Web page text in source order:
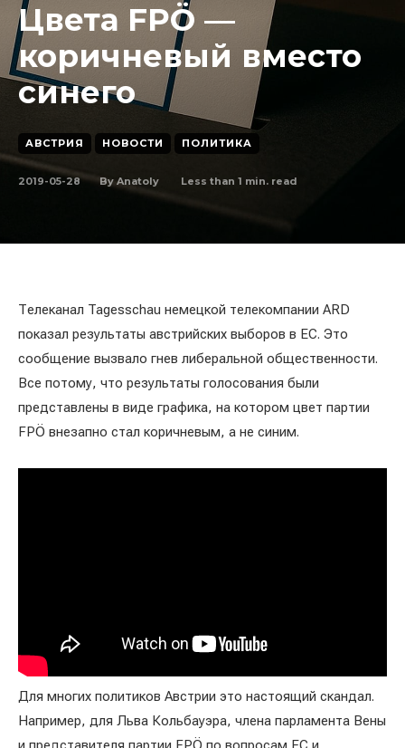
Цвета FPÖ —
коричневый вместо
синего
АВСТРИЯ НОВОСТИ ПОЛИТИКА
2019-05-28 By Anatoly Less than 1 min. read
Телеканал Tagesschau немецкой телекомпании ARD
показал результаты австрийских выборов в ЕС. Это
сообщение вызвало гнев либеральной общественности.
Все потому, что результаты голосования были
представлены в виде графика, на котором цвет партии
FPÖ внезапно стал коричневым, а не синим.
Для многих политиков Австрии это настоящий скандал.
Например, для Льва Кольбауэра, члена парламента Вены